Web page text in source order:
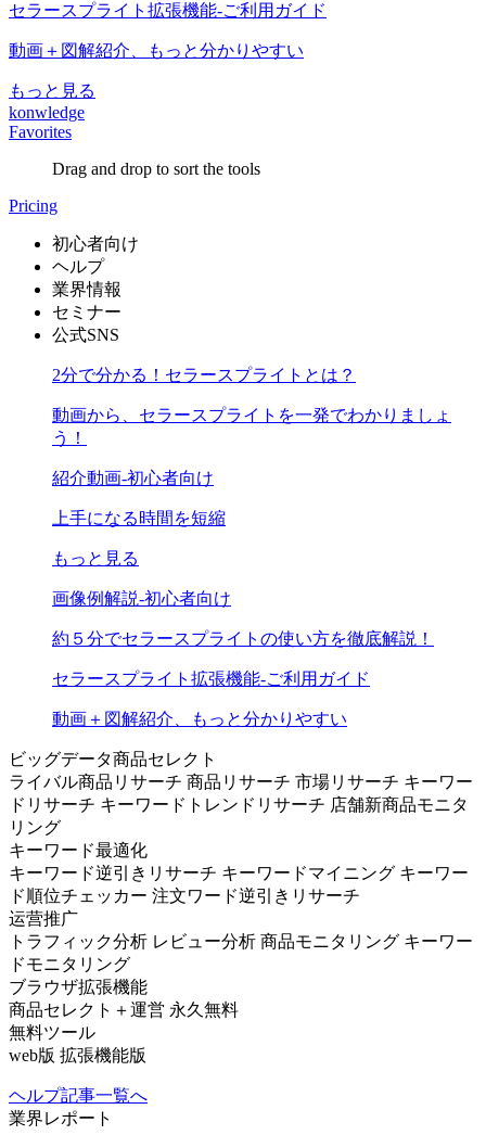
セラースプライト拡張機能-ご利用ガイド
動画＋図解紹介、もっと分かりやすい
もっと見る
konwledge
Favorites
Drag and drop to sort the tools
Pricing
初心者向け
ヘルプ
業界情報
セミナー
公式SNS
2分で分かる！セラースプライトとは？
動画から、セラースプライトを一発でわかりましょ
う！
紹介動画-初心者向け
上手になる時間を短縮
もっと見る
画像例解説-初心者向け
約５分でセラースプライトの使い方を徹底解説！
セラースプライト拡張機能-ご利用ガイド
動画＋図解紹介、もっと分かりやすい
ビッグデータ商品セレクト
ライバル商品リサーチ 商品リサーチ 市場リサーチ キーワー
ドリサーチ キーワードトレンドリサーチ 店舗新商品モニタ
リング
キーワード最適化
キーワード逆引きリサーチ キーワードマイニング キーワー
ド順位チェッカー 注文ワード逆引きリサーチ
运营推广
トラフィック分析 レビュー分析 商品モニタリング キーワー
ドモニタリング
ブラウザ拡張機能
商品セレクト＋運営 永久無料
無料ツール
web版 拡張機能版
ヘルプ記事一覧へ
業界レポート